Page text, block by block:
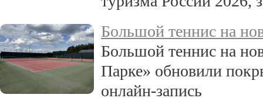
Большой теннис на
Большой теннис на
Парке» обновили
онлайн-запись